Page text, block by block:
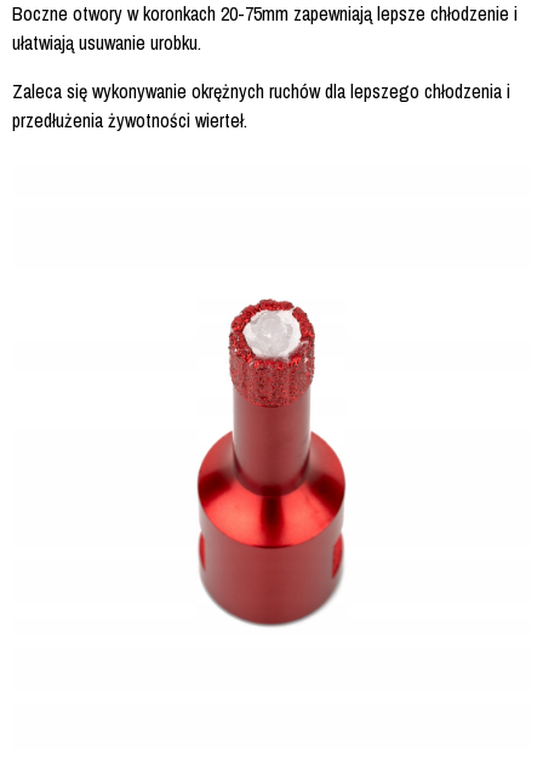
Boczne otwory w koronkach 20-75mm zapewniają lepsze chłodzenie i
ułatwiają usuwanie urobku.
Zaleca się wykonywanie okrężnych ruchów dla lepszego chłodzenia i
przedłużenia żywotności wierteł.